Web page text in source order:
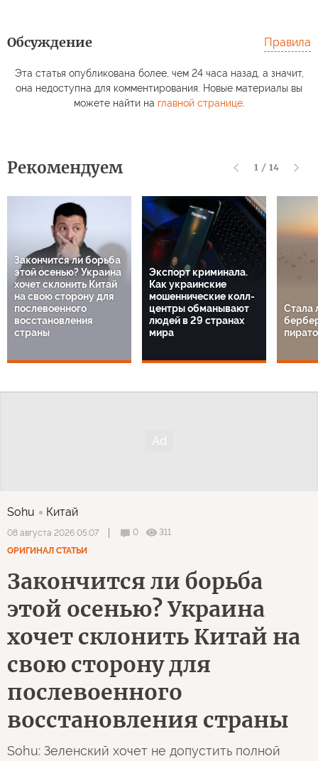
Обсуждение Правила
Эта статья опубликована более, чем 24 часа назад, а значит,
она недоступна для комментирования. Новые материалы вы
можете найти на главной странице.
Рекомендуем 1 / 14
Закончится ли борьба
этой осенью? Украина
хочет склонить Китай
на свою сторону для
послевоенного
восстановления
страны
Экспорт криминала.
Как украинские
мошеннические колл-
центры обманывают
людей в 29 странах
мира
Стала
Sohu Китай
08 августа 2026 05:07 0
311
ОРИГИНАЛ СТАТЬИ
Закончится ли борьба
этой осенью? Украина
хочет склонить Китай на
свою сторону для
послевоенного
восстановления страны
Sohu: Зеленский хочет не допустить полной